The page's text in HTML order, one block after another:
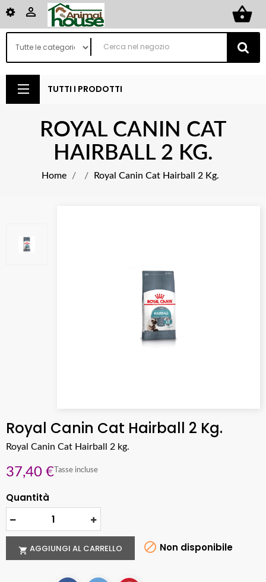
shopping_basket

TUTTI I PRODOTTI
ROYAL CANIN CAT
HAIRBALL 2 KG.
Home Royal Canin Cat Hairball 2 Kg.
Royal Canin Cat Hairball 2 Kg.
Royal Canin Cat Hairball 2 kg.
37,40 € Tasse incluse
Quantità
 AGGIUNGI AL CARRELLO  Non disponibile